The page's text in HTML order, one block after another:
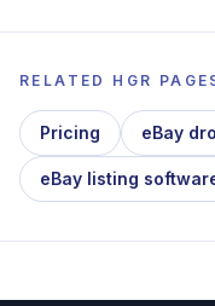
RELATED HGR
Pricing eBay
eBay listing